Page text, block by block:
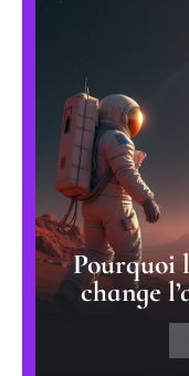
Pourquoi
change